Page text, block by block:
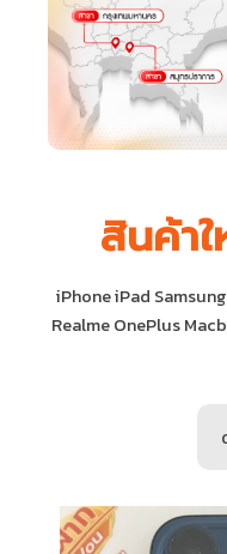
สินค้า
iPhone iPad
Realme OnePlus